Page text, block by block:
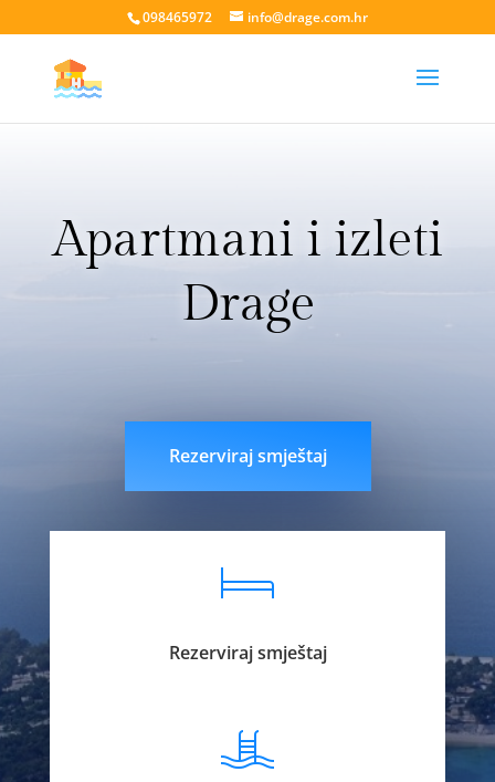
098465972 info@drage.com.hr
Apartmani i izleti
Drage
Rezerviraj smještaj
Rezerviraj smještaj